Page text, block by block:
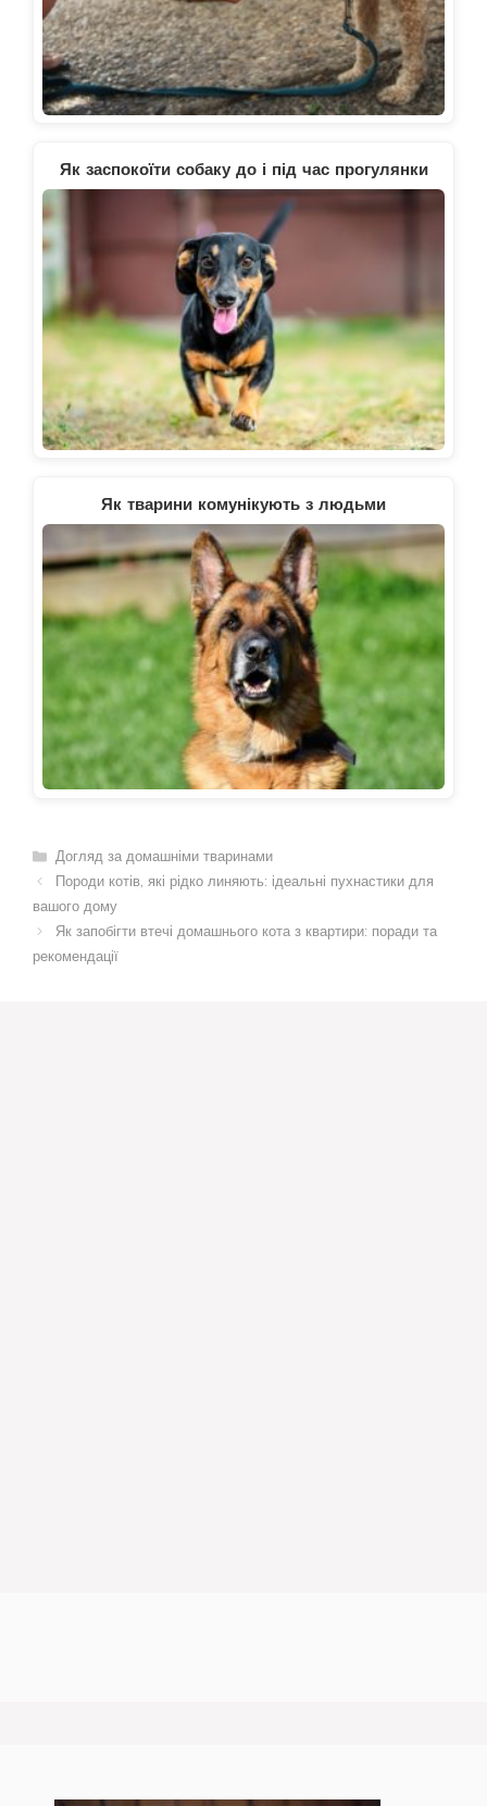
Як заспокоїти собаку до і під час прогулянки
Як тварини комунікують з людьми
Категорії
Догляд за домашніми тваринами
Породи котів, які рідко линяють: ідеальні пухнастики для
вашого дому
Як запобігти втечі домашнього кота з квартири: поради та
рекомендації